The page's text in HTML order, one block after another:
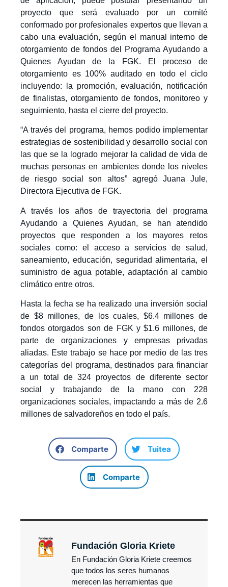
proyecto que será evaluado por un comité
conformado por profesionales expertos que llevan a
cabo una evaluación, según el manual interno de
otorgamiento de fondos del Programa Ayudando a
Quienes Ayudan de la FGK. El proceso de
otorgamiento es 100% auditado en todo el ciclo
incluyendo: la promoción, evaluación, notificación
de finalistas, otorgamiento de fondos, monitoreo y
seguimiento, hasta el cierre del proyecto.
“A través del programa, hemos podido implementar
estrategias de sostenibilidad y desarrollo social con
las que se la logrado mejorar la calidad de vida de
muchas personas en ambientes donde los niveles
de riesgo social son altos”
agregóJuana Jule,
Directora Ejecutiva de FGK.
A través los años de trayectoria del programa
Ayudando a Quienes Ayudan, se han atendido
proyectos que responden a los mayores retos
sociales como: el acceso a servicios de salud,
saneamiento, educación, seguridad alimentaria, el
suministro de agua potable, adaptación al cambio
climático entre otros.
Hasta la fecha se ha realizado una inversión social
de $8 millones, de los cuales, $6.4 millones de
fondos otorgados son de FGK y $1.6 millones, de
parte de organizaciones y empresas privadas
aliadas. Este trabajo se hace por medio de las tres
categorías del programa, destinados para financiar
a un total de 324 proyectos de diferente sector
social y trabajando de la mano con 228
organizaciones sociales, impactando a más de 2.6
millones de salvadoreños en todo el país.
Comparte Tuitea
Comparte
Fundación Gloria Kriete
En Fundación Gloria Kriete creemos
que todos los seres humanos
merecen las herramientas que